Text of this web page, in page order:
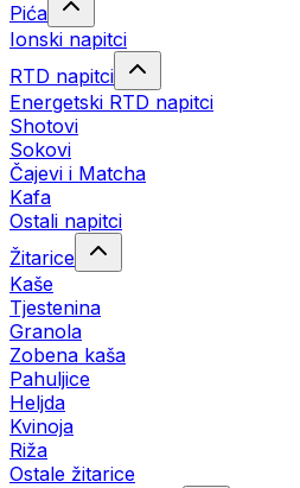
Pića
Ionski napitci
RTD napitci
Energetski RTD napitci
Shotovi
Sokovi
Čajevi i Matcha
Kafa
Ostali napitci
Žitarice
Kaše
Tjestenina
Granola
Zobena kaša
Pahuljice
Heljda
Kvinoja
Riža
Ostale žitarice